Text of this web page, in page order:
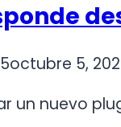
octubre 5,
un nuevo